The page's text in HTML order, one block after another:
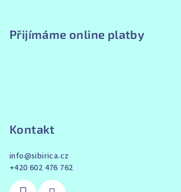
Přijímáme online platby
Kontakt
info@sibirica.cz
+420 602 476 762